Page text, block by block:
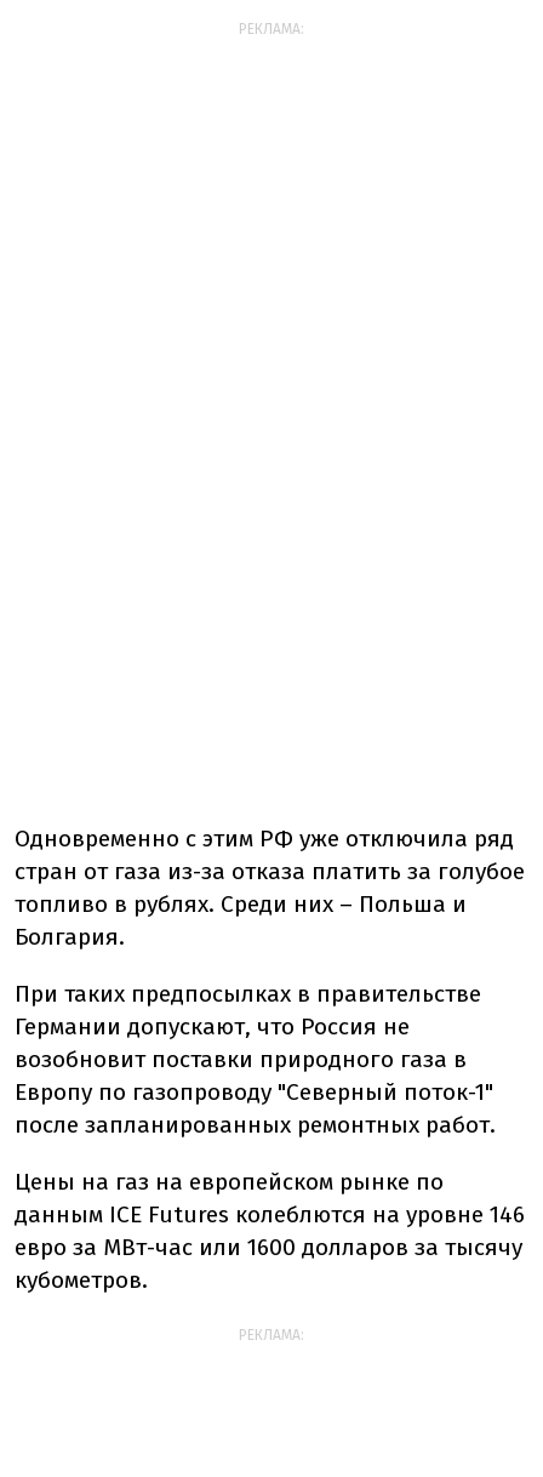
РЕКЛАМА:
Одновременно с этим РФ уже отключила ряд
стран от газа из-за отказа платить за голубое
топливо в рублях. Среди них – Польша и
Болгария.
При таких предпосылках в правительстве
Германии допускают, что Россия не
возобновит поставки природного газа в
Европу по газопроводу "Северный поток-1"
после запланированных ремонтных работ.
Цены на газ на европейском рынке по
данным ICE Futures колеблются на уровне 146
евро за МВт-час или 1600 долларов за тысячу
кубометров.
РЕКЛАМА: